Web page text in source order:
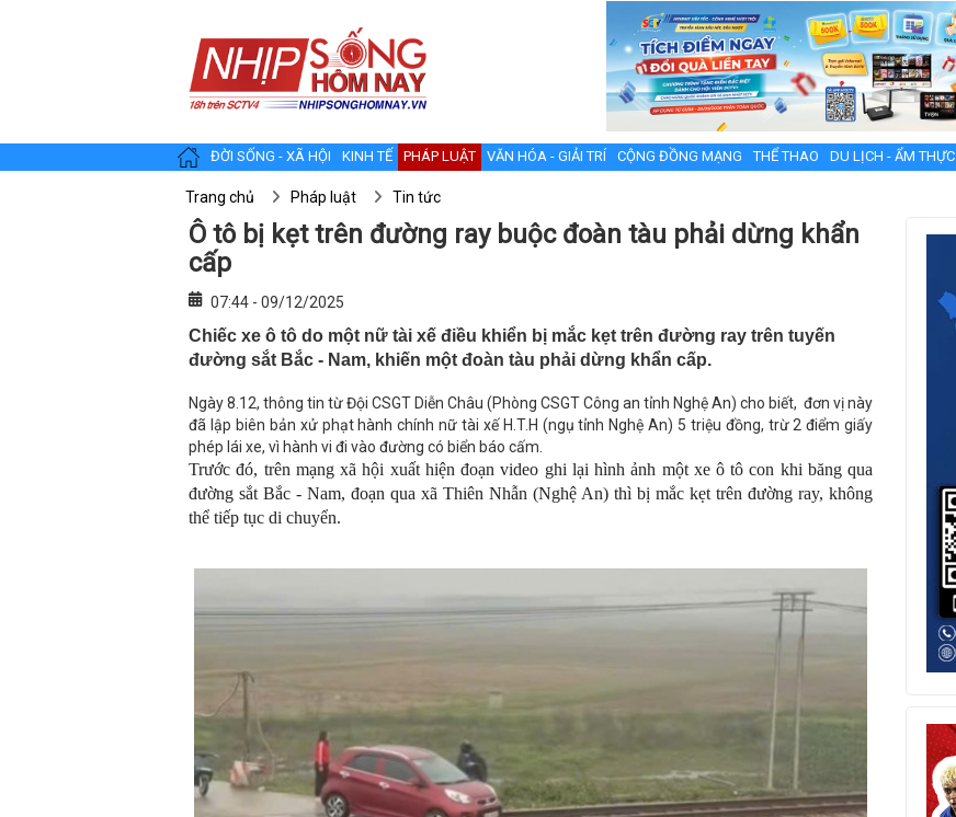
ĐỜI SỐNG - XÃ HỘI KINH TẾ PHÁP LUẬT VĂN HÓA - GIẢI TRÍ CỘNG ĐỒNG MẠNG THỂ THAO DU LỊCH - ẨM THỰC
Trang chủ Pháp luật Tin tức
Ô tô bị kẹt trên đường ray buộc đoàn tàu phải dừng khẩn
cấp
07:44 - 09/12/2025
Chiếc xe ô tô do một nữ tài xế điều khiển bị mắc kẹt trên đường ray trên tuyến
đường sắt Bắc - Nam, khiến một đoàn tàu phải dừng khẩn cấp.
Ngày 8.12, thông tin từ Đội CSGT Diễn Châu (Phòng CSGT Công an tỉnh Nghệ An) cho biết, đơn vị này
đã lập biên bản xử phạt hành chính nữ tài xế H.T.H (ngụ tỉnh Nghệ An) 5 triệu đồng, trừ 2 điểm giấy
phép lái xe, vì hành vi đi vào đường có biển báo cấm.
Trước đó, trên mạng xã hội xuất hiện đoạn video ghi lại hình ảnh một xe ô tô con khi băng qua
đường sắt Bắc - Nam, đoạn qua xã Thiên Nhẫn (Nghệ An) thì bị mắc kẹt trên đường ray, không
thể tiếp tục di chuyển.